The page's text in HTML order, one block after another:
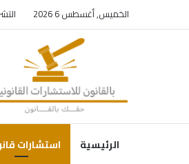
الخميس, أغسطس 6 2026
الرئيسية استشارات